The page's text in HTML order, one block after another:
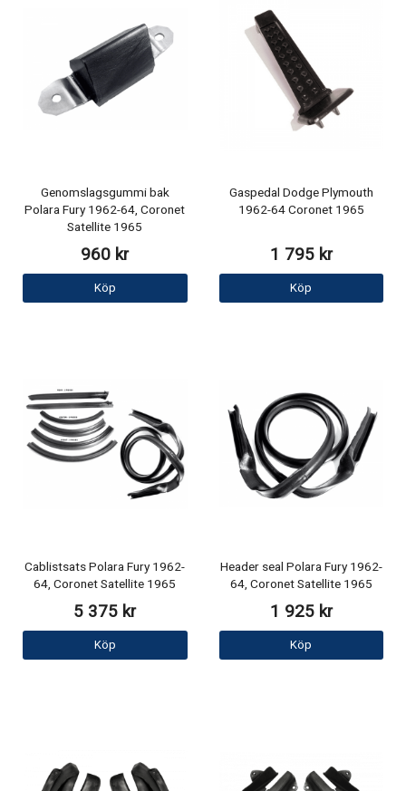
Genomslagsgummi bak
Polara Fury 1962-64, Coronet
Satellite 1965
960 kr
Köp
Gaspedal Dodge Plymouth
1962-64 Coronet 1965
1 795 kr
Köp
Cablistsats Polara Fury 1962-
64, Coronet Satellite 1965
5 375 kr
Köp
Header seal Polara Fury 1962-
64, Coronet Satellite 1965
1 925 kr
Köp